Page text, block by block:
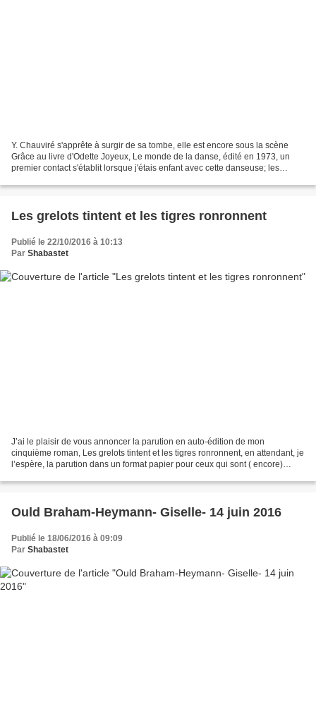
Y. Chauviré s'apprête à surgir de sa tombe, elle est encore sous la scène
Grâce au livre d'Odette Joyeux, Le monde de la danse, édité en 1973, un
premier contact s'établit lorsque j'étais enfant avec cette danseuse; les
Les grelots tintent et les tigres ronronnent
Publié le 22/10/2016 à 10:13
Par Shabastet
J’ai le plaisir de vous annoncer la parution en auto-édition de mon
cinquième roman, Les grelots tintent et les tigres ronronnent, en attendant, je
l’espère, la parution dans un format papier pour ceux qui sont ( encore)
Ould Braham-Heymann- Giselle- 14 juin 2016
Publié le 18/06/2016 à 09:09
Par Shabastet